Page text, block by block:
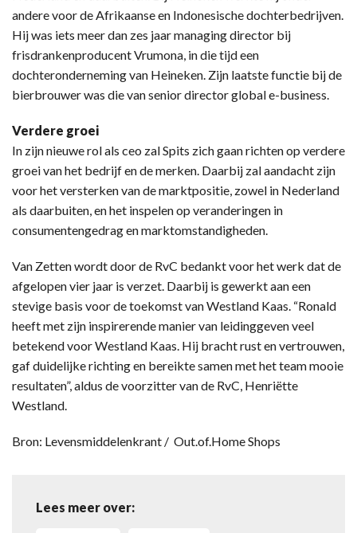
andere voor de Afrikaanse en Indonesische dochterbedrijven.
Hij was iets meer dan zes jaar managing director bij
frisdrankenproducent Vrumona, in die tijd een
dochteronderneming van Heineken. Zijn laatste functie bij de
bierbrouwer was die van senior director global e-business.
Verdere groei
In zijn nieuwe rol als ceo zal Spits zich gaan richten op verdere
groei van het bedrijf en de merken. Daarbij zal aandacht zijn
voor het versterken van de marktpositie, zowel in Nederland
als daarbuiten, en het inspelen op veranderingen in
consumentengedrag en marktomstandigheden.
Van Zetten wordt door de RvC bedankt voor het werk dat de
afgelopen vier jaar is verzet. Daarbij is gewerkt aan een
stevige basis voor de toekomst van Westland Kaas. “Ronald
heeft met zijn inspirerende manier van leidinggeven veel
betekend voor Westland Kaas. Hij bracht rust en vertrouwen,
gaf duidelijke richting en bereikte samen met het team mooie
resultaten”, aldus de voorzitter van de RvC, Henriëtte
Westland.
Bron: Levensmiddelenkrant / Out.of.Home Shops
Lees meer over: